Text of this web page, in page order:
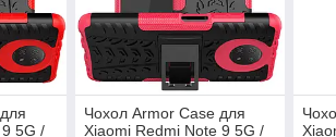
5G /
Чохол Armor Case для
Xiaomi Redmi Note 9 5G /